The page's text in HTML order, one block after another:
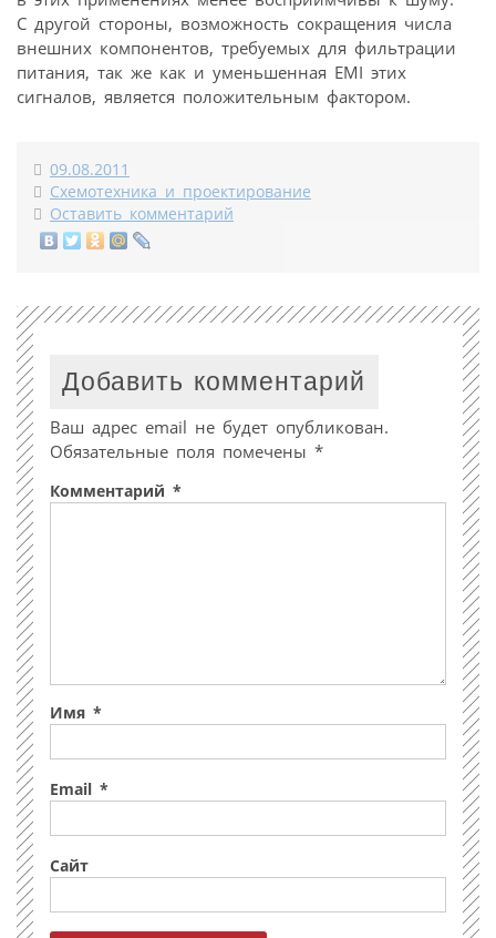
С другой стороны, возможность сокращения числа
внешних компонентов, требуемых для фильтрации
питания, так же как и уменьшенная EMI этих
сигналов, является положительным фактором.
09.08.2011
Схемотехника и проектирование
Оставить комментарий
Добавить комментарий
Ваш адрес email не будет опубликован.
Обязательные поля помечены *
Комментарий *
Имя *
Email *
Сайт